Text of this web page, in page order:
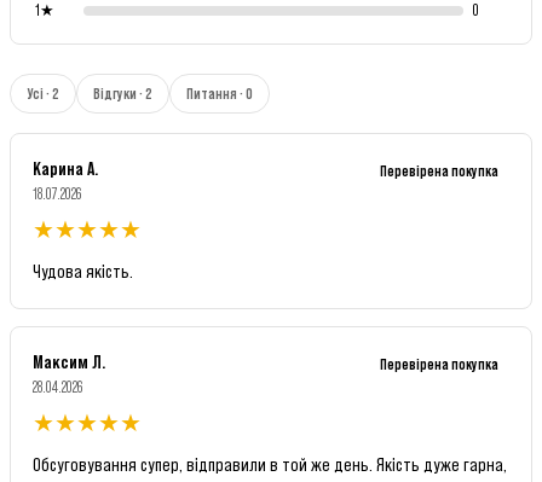
1★ 0
Усі · 2 Відгуки · 2 Питання · 0
Карина А.
18.07.2026
Перевірена покупка
★★★★★
Чудова якість.
Максим Л.
28.04.2026
Перевірена покупка
★★★★★
Обсуговування супер, відправили в той же день. Якість дуже гарна,